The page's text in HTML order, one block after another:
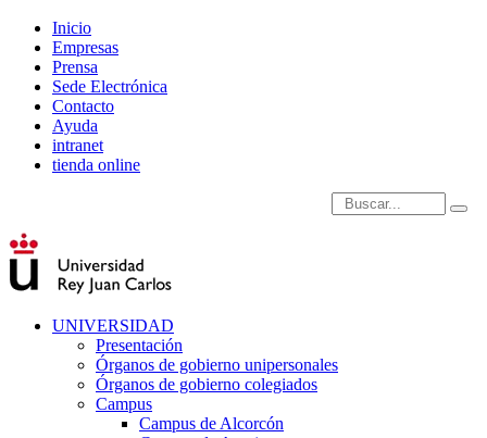
Inicio
Empresas
Prensa
Sede Electrónica
Contacto
Ayuda
intranet
tienda online
Introduce términos de
UNIVERSIDAD
Presentación
Órganos de gobierno unipersonales
Órganos de gobierno colegiados
Campus
Campus de Alcorcón